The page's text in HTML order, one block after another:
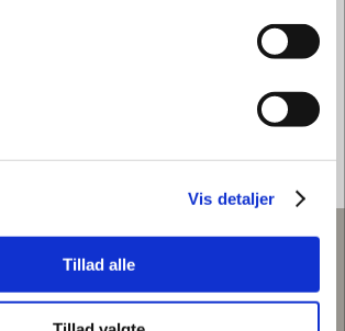
Vis detaljer
Tillad alle
https://shop.bornholmsmuseum.dk/vare-
keramikworkshop-paa-hjorths-fabrik/